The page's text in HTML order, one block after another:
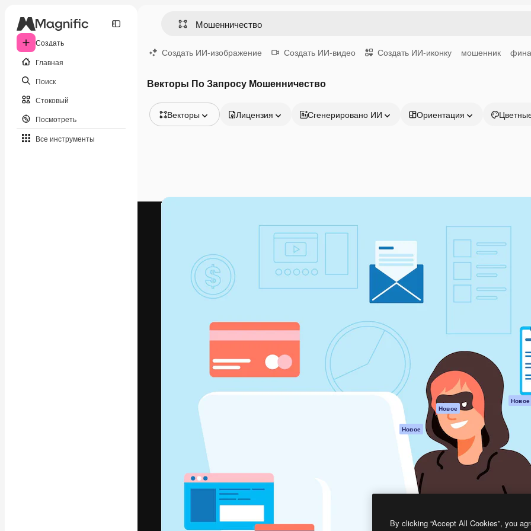
Создать
Главная
Поиск
Стоковый
Посмотреть
Все инструменты
Создать ИИ-изображение Создать ИИ-видео Создать ИИ-иконку мошенник
Векторы По Запросу Мошенничество
Векторы
Видео
Лицензия Сгенерировано ИИ Ориентация
Креативная платформа для создания
ваших лучших работ. Более 1 миллиона
подписчиков среди креаторов,
Pусский
Продукция
Spaces
ИИ-помощник
Генератор
изображений ИИ
Генератор видео
ИИ
Генератор голоса
на основе ИИ
Стоковый контент
MCP для
Claude/ChatGPT
Новое
Новое
Мобильное
приложение
Все инструменты
Magnific
Начать
Academy
Документация по
Пакету ИИ
поддержки
положения
Политика
Оригиналы
Новое
Политика файлов
cookie
Центр доверия
Партнеры
Предприятие
By clicking “Accept All Cookies”, you